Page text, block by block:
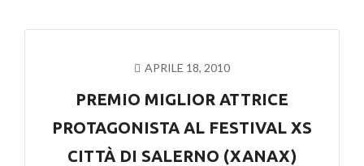
APRILE 18, 2010
PREMIO MIGLIOR ATTRICE
PROTAGONISTA AL FESTIVAL XS
CITTÀ DI SALERNO (XANAX)